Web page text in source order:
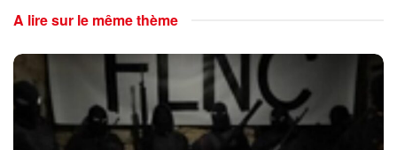
A lire sur le même thème